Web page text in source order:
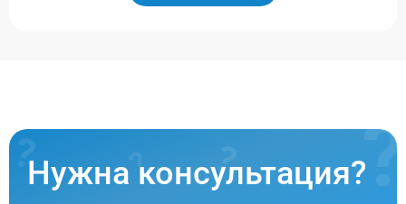
Нужна консультация?